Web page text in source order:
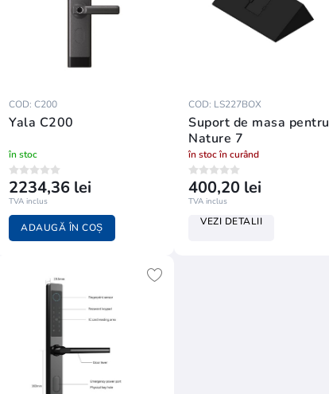
COD: C200
Yala C200
în stoc
2234,36 lei
TVA inclus
ADAUGĂ ÎN COȘ
COD: LS227BOX
Suport de masa pentru
Nature 7
în stoc în curând
400,20 lei
TVA inclus
VEZI DETALII